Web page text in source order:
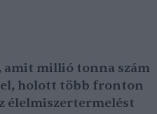
amit millió tonna szám
holott több fronton
élelmiszertermelést